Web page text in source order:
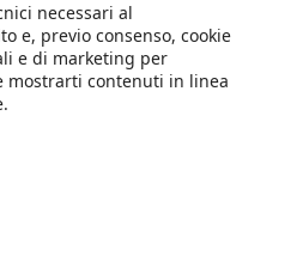
Società di
servizi
necessari al
e, previo consenso, cookie
e di marketing per
mostrarti contenuti in linea